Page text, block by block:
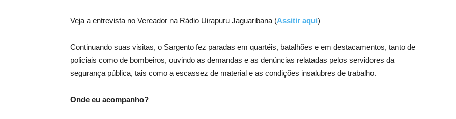
Veja a entrevista no Vereador na Rádio Uirapuru Jaguaribana (Assitir aqui)
Continuando suas visitas, o Sargento fez paradas em quartéis, batalhões e em destacamentos, tanto de
policiais como de bombeiros, ouvindo as demandas e as denúncias relatadas pelos servidores da
segurança pública, tais como a escassez de material e as condições insalubres de trabalho.
Onde eu acompanho?